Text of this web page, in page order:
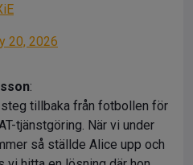
20, 2026
:
tillbaka från fotbollen för
tjänstgöring. När vi under
så ställde Alice upp och